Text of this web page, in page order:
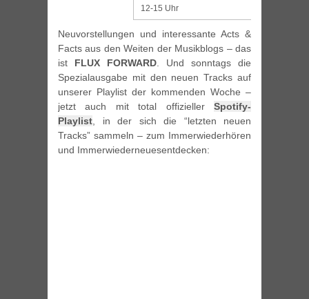
12-15 Uhr
Neuvorstellungen und interessante Acts &
Facts aus den Weiten der Musikblogs – das
ist FLUX FORWARD. Und sonntags die
Spezialausgabe mit den neuen Tracks auf
unserer Playlist der kommenden Woche –
jetzt auch mit total offizieller Spotify-
Playlist, in der sich die “letzten neuen
Tracks” sammeln – zum Immerwiederhören
und Immerwiederneuesentdecken: